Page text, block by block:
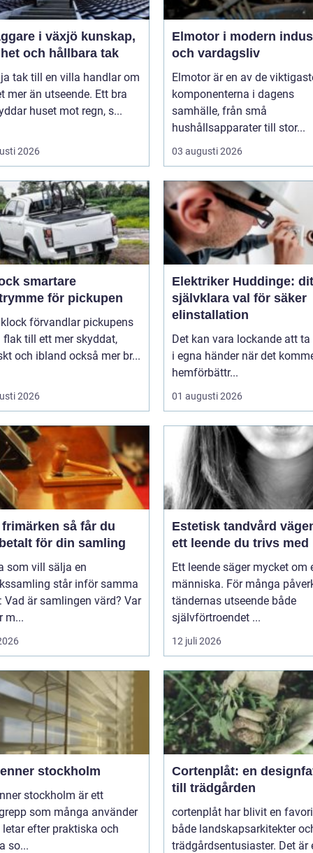
i växjö kunskap,
och hållbara tak
tak till en villa handlar om
mer än utseende. Ett bra
huset mot regn, s...
2026
Elmotor i modern
och vardagsliv
Elmotor är en av de
komponenterna i dagens
samhälle, från små
hushållsapparater till stor...
03 augusti 2026
för pickupen
förvandlar pickupens
flak till ett mer skyddat,
och ibland också mer br...
2026
Elektriker Huddinge:
självklara val för säker
elinstallation
Det kan vara lockande att ta
i egna händer när det
hemförbättr...
01 augusti 2026
så får du
för din samling
som vill sälja en
står inför samma
Vad är samlingen värd? Var
m...
Estetisk tandvård vägen till
ett leende du trivs med
Ett leende säger mycket om
människa. För många
tändernas utseende både
självförtroendet ...
12 juli 2026
stockholm
stockholm är ett
som många använder
letar efter praktiska och
so...
Cortenplåt: en
till trädgården
cortenplåt har blivit en
både landskapsarkitekter
trädgårdsentusiaster. Det är